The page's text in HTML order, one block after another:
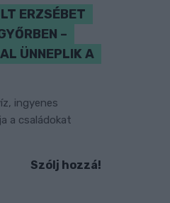
ERZSÉBET
–
ÜNNEPLIK A
ingyenes
a családokat
Szólj hozzá!